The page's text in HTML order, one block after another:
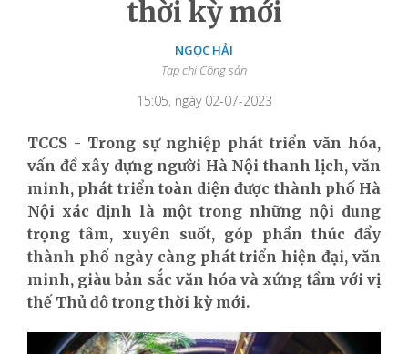
thời kỳ mới
NGỌC HẢI
Tạp chí Cộng sản
15:05, ngày 02-07-2023
TCCS - Trong sự nghiệp phát triển văn hóa,
vấn đề xây dựng người Hà Nội thanh lịch, văn
minh, phát triển toàn diện được thành phố Hà
Nội xác định là một trong những nội dung
trọng tâm, xuyên suốt, góp phần thúc đẩy
thành phố ngày càng phát triển hiện đại, văn
minh, giàu bản sắc văn hóa và xứng tầm với vị
thế Thủ đô trong thời kỳ mới.